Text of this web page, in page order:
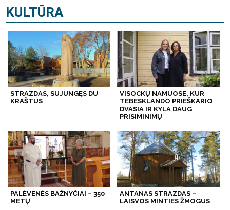
KULTŪRA
STRAZDAS, SUJUNGĘS DU
KRAŠTUS
VISOCKŲ NAMUOSE, KUR
TEBESKLANDO PRIEŠKARIO
DVASIA IR KYLA DAUG
PRISIMINIMŲ
PALĖVENĖS BAŽNYČIAI – 350
METŲ
ANTANAS STRAZDAS –
LAISVOS MINTIES ŽMOGUS